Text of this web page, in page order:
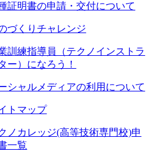
証明書の申請・交付について
づくりチャレンジ
訓練指導員（テクノインストラ
ー）になろう！
シャルメディアの利用について
トマップ
ノカレッジ(高等技術専門校)申
一覧